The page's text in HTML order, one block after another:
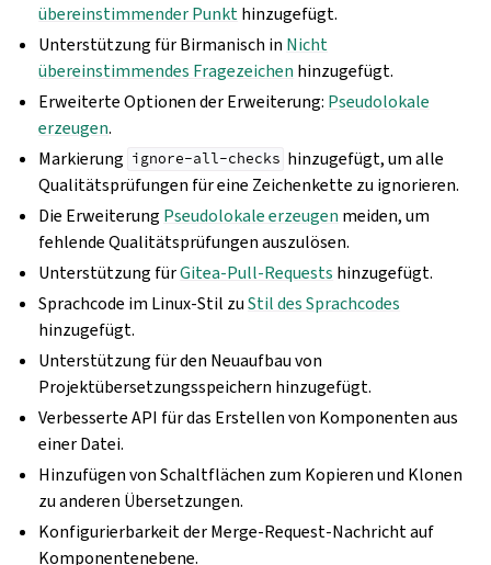
übereinstimmender Punkthinzugefügt.
Unterstützung für Birmanisch in Nicht
übereinstimmendes Fragezeichen hinzugefügt.
Erweiterte Optionen der Erweiterung: Pseudolokale
erzeugen.
Markierung ignore-all-checks hinzugefügt, um alle
Qualitätsprüfungen für eine Zeichenkette zu ignorieren.
Die Erweiterung Pseudolokale erzeugen meiden, um
fehlende Qualitätsprüfungen auszulösen.
Unterstützung fürGitea-Pull-Requests hinzugefügt.
Sprachcode im Linux-Stil zuStil des Sprachcodes
hinzugefügt.
Unterstützung für den Neuaufbau von
Projektübersetzungsspeichern hinzugefügt.
Verbesserte API für das Erstellen von Komponenten aus
einer Datei.
Hinzufügen von Schaltflächen zum Kopieren und Klonen
zu anderen Übersetzungen.
Konfigurierbarkeit der Merge-Request-Nachricht auf
Komponentenebene.